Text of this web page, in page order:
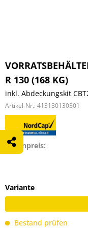
R 130 (168 KG)
inkl. Abdeckungskit
Artikel-Nr.: 413130130301
Listenpreis:
Variante
Bestand prüfen